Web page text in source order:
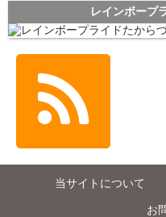
レインボープ
当サイトについて
お